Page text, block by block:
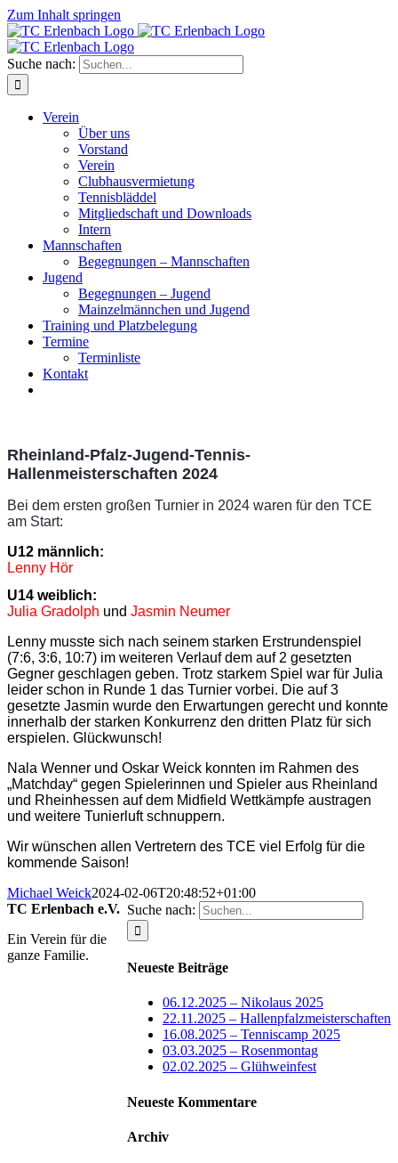
Zum Inhalt springen
Suche nach:
Verein
Über uns
Vorstand
Verein
Clubhausvermietung
Tennisbläddel
Mitgliedschaft und Downloads
Intern
Mannschaften
Begegnungen – Mannschaften
Jugend
Begegnungen – Jugend
Mainzelmännchen und Jugend
Training und Platzbelegung
Termine
Terminliste
Kontakt
Rheinland-Pfalz-Jugend-Tennis-
Hallenmeisterschaften 2024
Bei dem ersten großen Turnier in 2024 waren für den TCE
am Start:
U12 männlich:
Lenny Hör
U14 weiblich:
Julia Gradolph und Jasmin Neumer
Lenny musste sich nach seinem starken Erstrundenspiel
(7:6, 3:6, 10:7) im weiteren Verlauf dem auf 2 gesetzten
Gegner geschlagen geben. Trotz starkem Spiel war für Julia
leider schon in Runde 1 das Turnier vorbei. Die auf 3
gesetzte Jasmin wurde den Erwartungen gerecht und konnte
innerhalb der starken Konkurrenz den dritten Platz für sich
erspielen. Glückwunsch!
Nala Wenner und Oskar Weick konnten im Rahmen des
„Matchday“ gegen Spielerinnen und Spieler aus Rheinland
und Rheinhessen auf dem Midfield Wettkämpfe austragen
und weitere Tunierluft schnuppern.
Wir wünschen allen Vertretern des TCE viel Erfolg für die
kommende Saison!
Michael Weick2024-02-06T20:48:52+01:00
Suche nach:
Neueste Beiträge
06.12.2025 – Nikolaus 2025
22.11.2025 – Hallenpfalzmeisterschaften
16.08.2025 – Tenniscamp 2025
03.03.2025 – Rosenmontag
02.02.2025 – Glühweinfest
Neueste Kommentare
Archiv
TC Erlenbach e.V.
Ein Verein für die
ganze Familie.